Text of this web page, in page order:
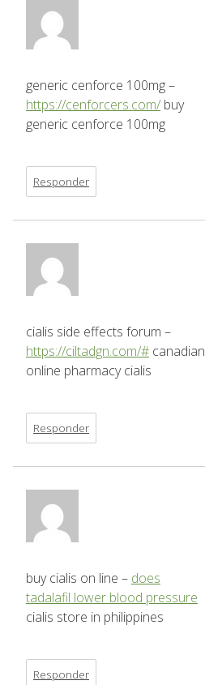
generic cenforce 100mg –
https://cenforcers.com/ buy
generic cenforce 100mg
Responder
cialis side effects forum –
https://ciltadgn.com/# canadian
online pharmacy cialis
Responder
buy cialis on line – does
tadalafil lower blood pressure
cialis store in philippines
Responder